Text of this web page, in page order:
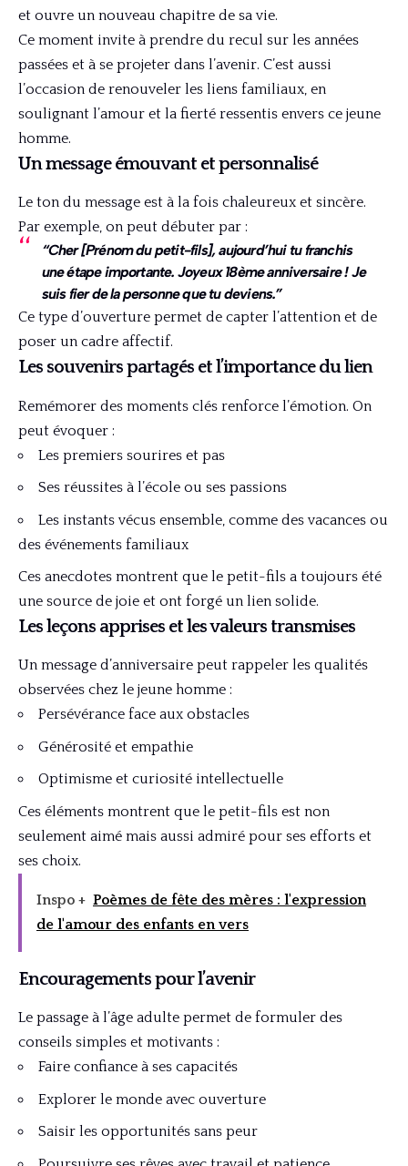
et ouvre un nouveau chapitre de sa vie.
Ce moment invite à prendre du recul sur les années
passées et à se projeter dans l’avenir. C’est aussi
l’occasion de renouveler les liens familiaux, en
soulignant l’amour et la fierté ressentis envers ce jeune
homme.
Un message émouvant et personnalisé
Le ton du message est à la fois chaleureux et sincère.
Par exemple, on peut débuter par :
“Cher [Prénom du petit-fils], aujourd’hui tu franchis
une étape importante. Joyeux 18ème anniversaire ! Je
suis fier de la personne que tu deviens.”
Ce type d’ouverture permet de capter l’attention et de
poser un cadre affectif.
Les souvenirs partagés et l’importance du lien
Remémorer des moments clés renforce l’émotion. On
peut évoquer :
Les premiers sourires et pas
Ses réussites à l’école ou ses passions
Les instants vécus ensemble, comme des vacances ou
des événements familiaux
Ces anecdotes montrent que le petit-fils a toujours été
une source de joie et ont forgé un lien solide.
Les leçons apprises et les valeurs transmises
Un message d’anniversaire peut rappeler les qualités
observées chez le jeune homme :
Persévérance face aux obstacles
Générosité et empathie
Optimisme et curiosité intellectuelle
Ces éléments montrent que le petit-fils est non
seulement aimé mais aussi admiré pour ses efforts et
ses choix.
Inspo + Poèmes de fête des mères : l'expression
de l'amour des enfants en vers
Encouragements pour l’avenir
Le passage à l’âge adulte permet de formuler des
conseils simples et motivants :
Faire confiance à ses capacités
Explorer le monde avec ouverture
Saisir les opportunités sans peur